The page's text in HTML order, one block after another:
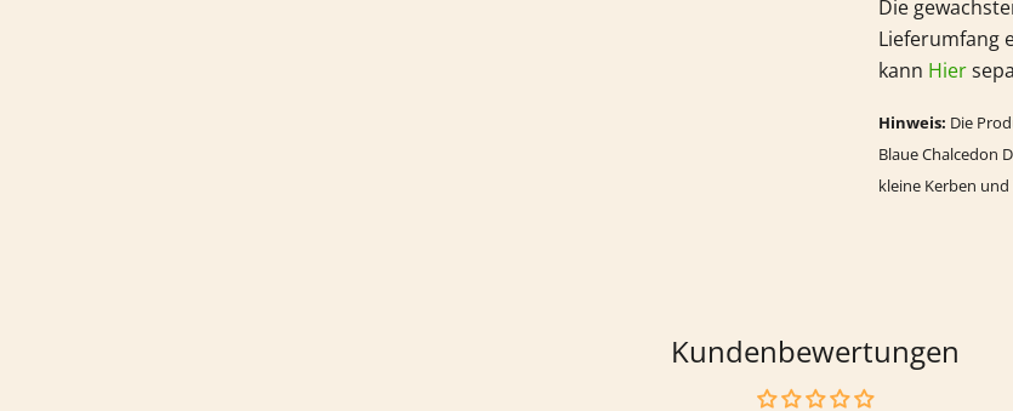
Die
Lieferumfang
kann Hier
Hinweis: Die
Blaue Chalcedon
kleine Kerben
Kundenbewertungen